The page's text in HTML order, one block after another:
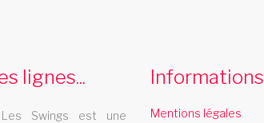
de danse franche
lignes...
Swings est une
Informations
Mentions légales